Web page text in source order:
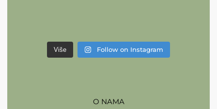
Više Follow on Instagram
O NAMA